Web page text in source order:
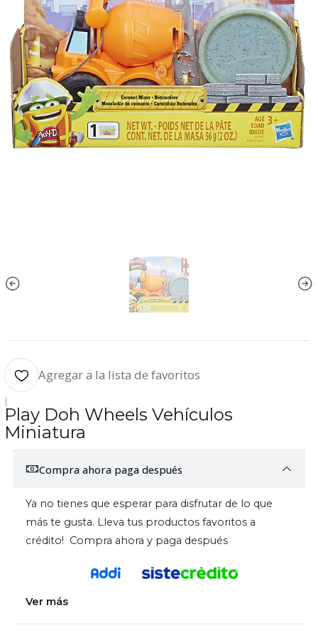
Agregar a la lista de favoritos
|
Play Doh Wheels Vehículos
Miniatura
Compra ahora paga después
Ya no tienes que esperar para disfrutar de lo que
más te gusta. Lleva tus productos favoritos a
crédito! Compra ahora y paga después
Ver más